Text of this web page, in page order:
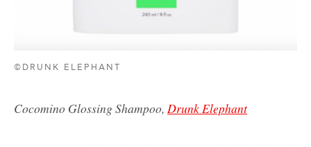
©DRUNK ELEPHANT
Cocomino Glossing Shampoo, Drunk Elephant